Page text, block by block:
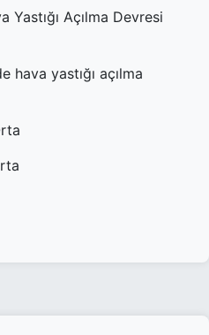
Yastığı Açılma Devresi
hava yastığı açılma